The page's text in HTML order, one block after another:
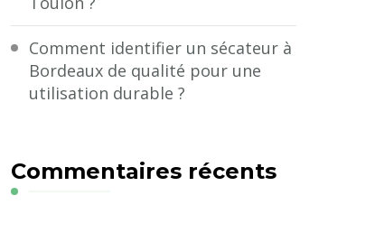
Comment identifier un sécateur à
Bordeaux de qualité pour une
utilisation durable ?
Commentaires récents